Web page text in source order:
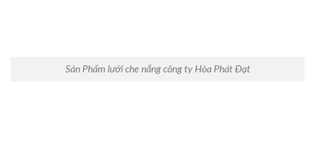
Sản Phẩm lưới che nắng công ty Hòa Phát Đạt